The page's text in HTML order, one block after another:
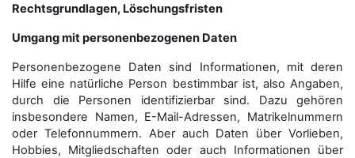
Rechtsgrundlagen, Löschungsfristen
Umgang mit personenbezogenen Daten
Personenbezogene Daten sind Informationen, mit deren
Hilfe eine natürliche Person bestimmbar ist, also Angaben,
durch die Personen identifizierbar sind. Dazu gehören
insbesondere Namen, E-Mail-Adressen, Matrikelnummern
oder Telefonnummern. Aber auch Daten über Vorlieben,
Hobbies, Mitgliedschaften oder auch Informationen über